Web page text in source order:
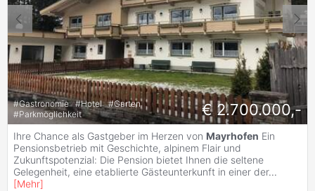
#Gastronomie #Hotel #Garten
#Parkmöglichkeit € 2.700.000,-
Ihre Chance als Gastgeber im Herzen von Mayrhofen Ein
Pensionsbetrieb mit Geschichte, alpinem Flair und
Zukunftspotenzial: Die Pension bietet Ihnen die seltene
Gelegenheit, eine etablierte Gästeunterkunft in einer der...
[Mehr]